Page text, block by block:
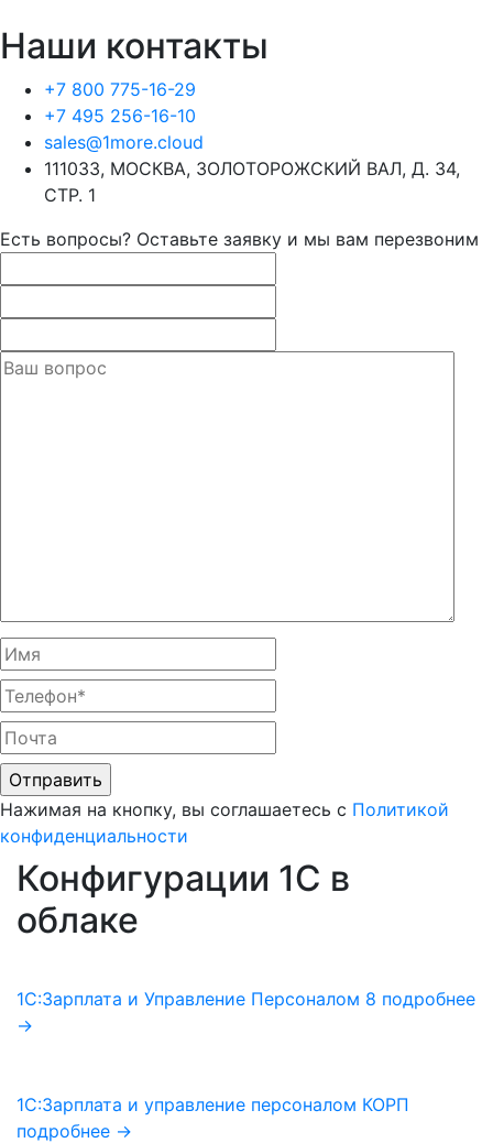
Наши контакты
+7 800 775-16-29
+7 495 256-16-10
sales@1more.cloud
111033, МОСКВА, ЗОЛОТОРОЖСКИЙ ВАЛ, Д. 34,
СТР. 1
Есть вопросы? Оставьте заявку и мы вам перезвоним
Нажимая на кнопку, вы соглашаетесь с Политикой
конфиденциальности
Конфигурации 1C в
облаке
1С:Зарплата и Управление Персоналом 8 подробнее
→
1С:Зарплата и управление персоналом КОРП
подробнее →